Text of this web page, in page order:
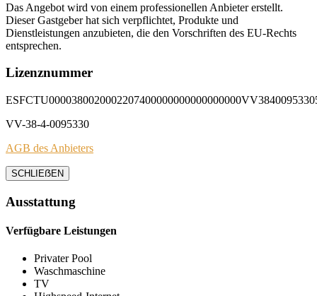
Das Angebot wird von einem professionellen Anbieter erstellt.
Dieser Gastgeber hat sich verpflichtet, Produkte und
Dienstleistungen anzubieten, die den Vorschriften des EU-Rechts
entsprechen.
Lizenznummer
VV-38-4-0095330
AGB des Anbieters
SCHLIEẞEN
Ausstattung
Verfügbare Leistungen
Privater Pool
Waschmaschine
TV